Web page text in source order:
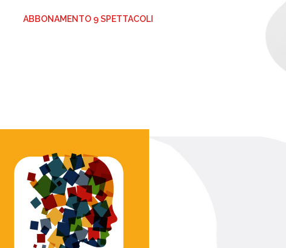
ABBONAMENTO 9 SPETTACOLI
Tracce Dinamiche è una
rassegna di teatro
d’innovazione e sperimentale.
Continua